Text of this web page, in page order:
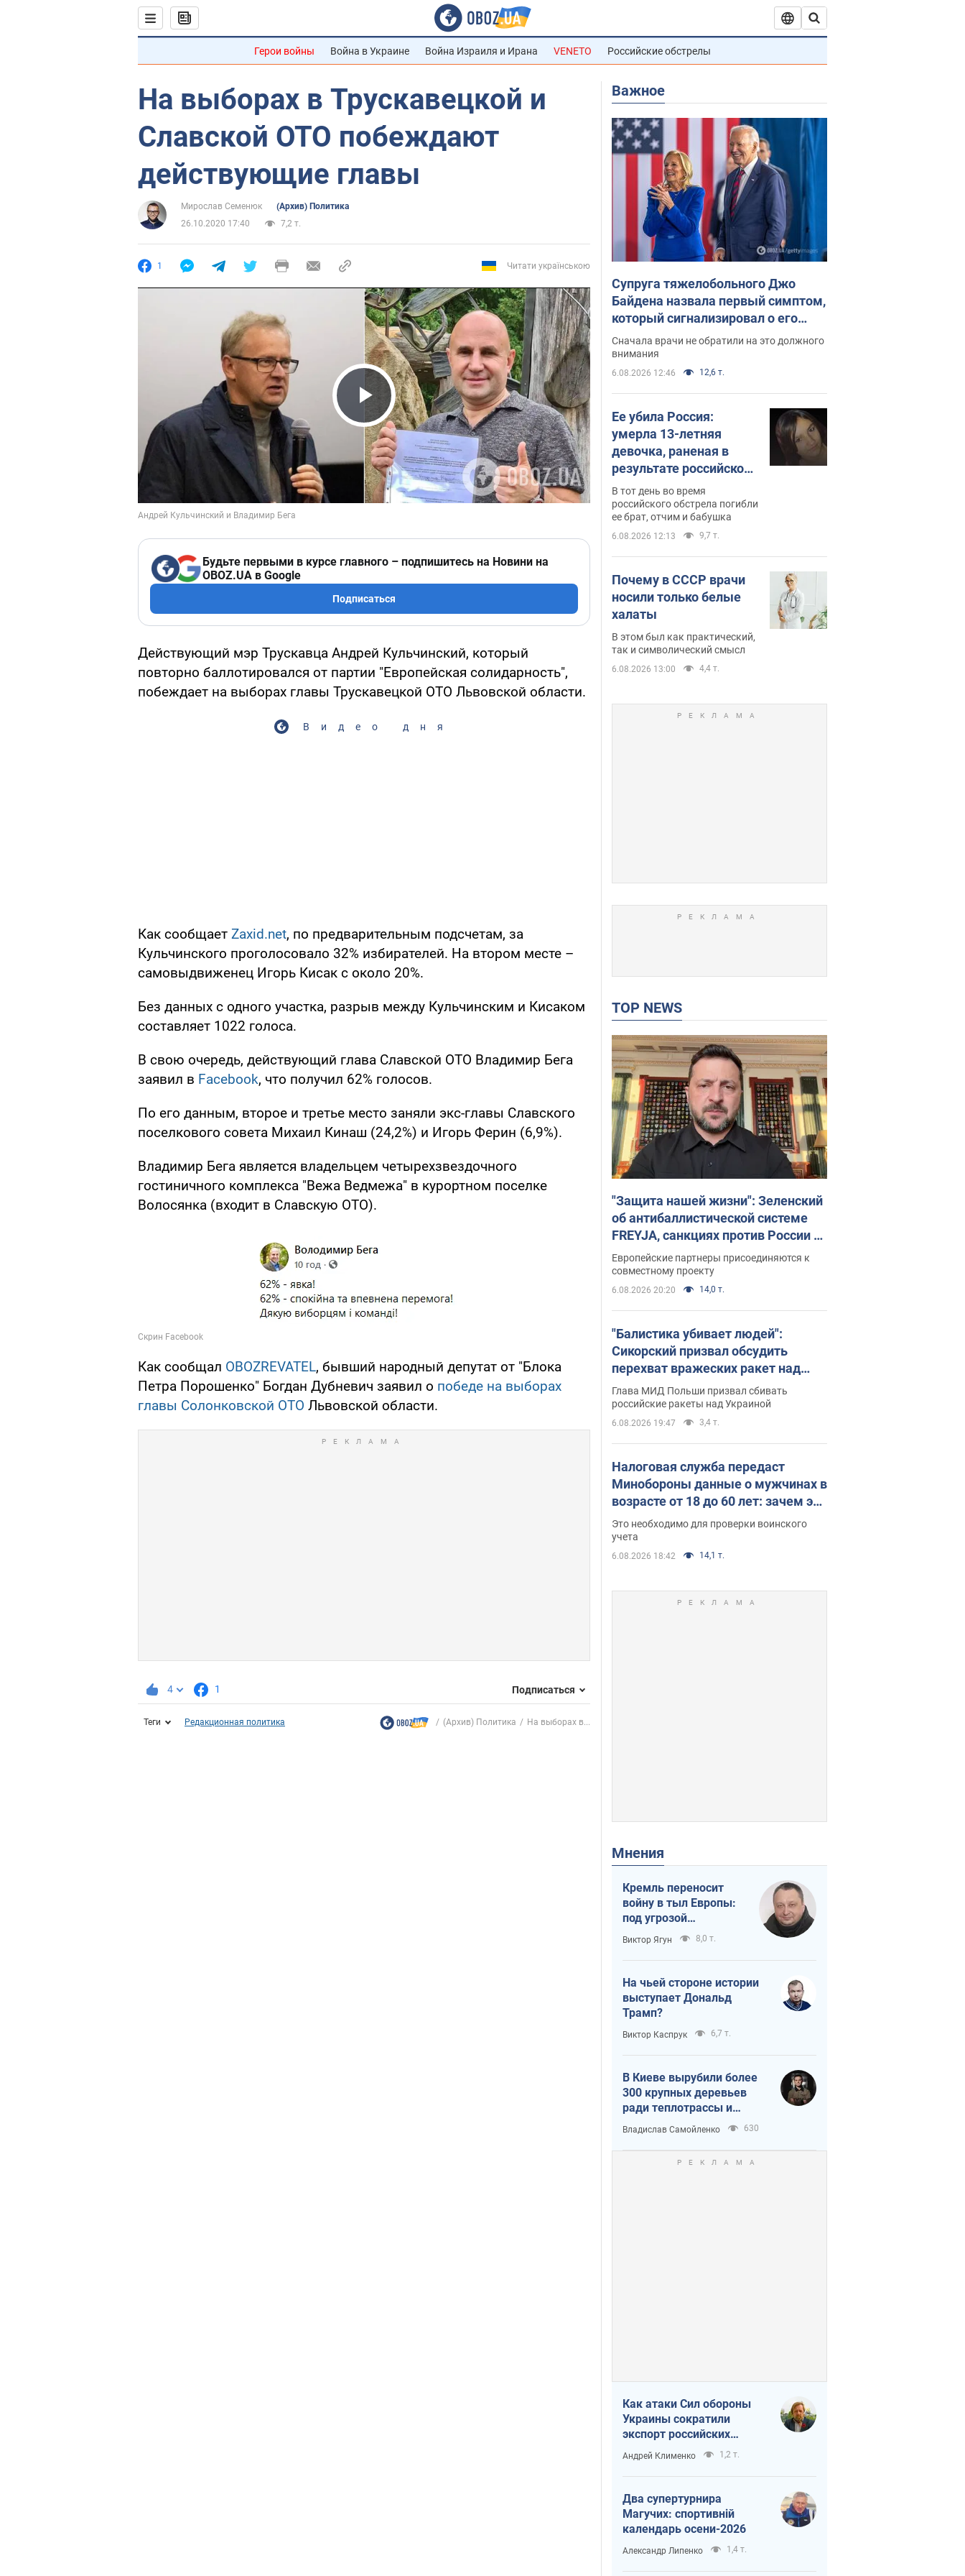
Герои войны Война в Украине Война Израиля и Ирана VENETO Российские обстрелы
На выборах в Трускавецкой и
Славской ОТО побеждают
действующие главы
Мирослав Семенюк
(Архив) Политика
26.10.2020 17:40
7,2 т.
1 Читати українською
Play Video
Будьте первыми в курсе главного – подпишитесь на Новини на
OBOZ.UA в Google
Подписаться
Действующий мэр Трускавца Андрей Кульчинский, который
повторно баллотировался от партии "Европейская солидарность",
побеждает на выборах главы Трускавецкой ОТО Львовской области.
Видео дня
Как сообщает Zaxid.net, по предварительным подсчетам, за
Кульчинского проголосовало 32% избирателей. На втором месте –
самовыдвиженец Игорь Кисак с около 20%.
Без данных с одного участка, разрыв между Кульчинским и Кисаком
составляет 1022 голоса.
В свою очередь, действующий глава Славской ОТО Владимир Бега
заявил в Facebook, что получил 62% голосов.
По его данным, второе и третье место заняли экс-главы Славского
поселкового совета Михаил Кинаш (24,2%) и Игорь Ферин (6,9%).
Владимир Бега является владельцем четырехзвездочного
гостиничного комплекса "Вежа Ведмежа" в курортном поселке
Волосянка (входит в Славскую ОТО).
Как сообщал OBOZREVATEL, бывший народный депутат от "Блока
Петра Порошенко" Богдан Дубневич заявил о победе на выборах
главы Солонковской ОТО Львовской области.
4 1 Подписаться
Теги Редакционная политика (Архив) Политика На выборах в...
Важное
Супруга тяжелобольного Джо
Байдена назвала первый симптом,
который сигнализировал о его
"агрессивном" раке
Сначала врачи не обратили на это должного
внимания
6.08.2026 12:46 12,6 т.
Ее убила Россия:
умерла 13-летняя
девочка, раненая в
результате российской
атаки на Сумскую
область. Фото
В тот день во время
российского обстрела погибли
ее брат, отчим и бабушка
6.08.2026 12:13 9,7 т.
Почему в СССР врачи
носили только белые
халаты
В этом был как практический,
так и символический смысл
6.08.2026 13:00 4,4 т.
TOP NEWS
"Защита нашей жизни": Зеленский
об антибаллистической системе
FREYJA, санкциях против России и
поддержке аграриев. Видео
Европейские партнеры присоединяются к
совместному проекту
6.08.2026 20:20 14,0 т.
"Балистика убивает людей":
Сикорский призвал обсудить
перехват вражеских ракет над
Украиной
Глава МИД Польши призвал сбивать
российские ракеты над Украиной
6.08.2026 19:47 3,4 т.
Налоговая служба передаст
Минобороны данные о мужчинах в
возрасте от 18 до 60 лет: зачем это
нужно
Это необходимо для проверки воинского
учета
6.08.2026 18:42 14,1 т.
Мнения
Кремль переносит
войну в тыл Европы:
под угрозой
критическая
логистика
Виктор Ягун 8,0 т.
На чьей стороне истории
выступает Дональд
Трамп?
Виктор Каспрук 6,7 т.
В Киеве вырубили более
300 крупных деревьев
ради теплотрассы и
вопреки Генплану
Владислав Самойленко 630
Как атаки Сил обороны
Украины сократили
экспорт российских
нефтепродуктов
Андрей Клименко 1,2 т.
Два супертурнира
Магучих: спортивній
календарь осени-2026
Александр Липенко 1,4 т.